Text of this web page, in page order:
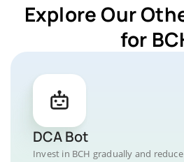
Explore Our
for
DCA Bot
Invest in BCH gradually and